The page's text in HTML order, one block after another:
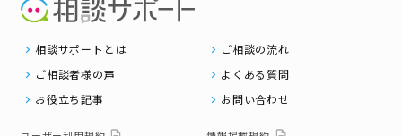
相談サポートとは
ご相談の流れ
ご相談者様の声
よくある質問
お役立ち記事
お問い合わせ